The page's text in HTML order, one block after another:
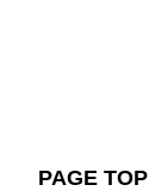
PAGE TOP